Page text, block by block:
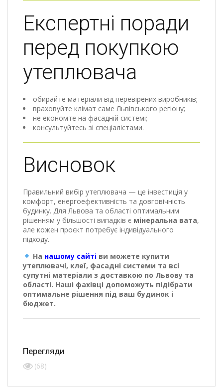
Експертні поради
перед покупкою
утеплювача
обирайте матеріали від перевірених виробників;
враховуйте клімат саме Львівського регіону;
не економте на фасадній системі;
консультуйтесь зі спеціалістами.
Висновок
Правильний вибір утеплювача — це інвестиція у
комфорт, енергоефективність та довговічність
будинку. Для Львова та області оптимальним
рішенням у більшості випадків є мінеральна вата,
але кожен проєкт потребує індивідуального
підходу.
На нашому сайтіви можете купити
утеплювачі, клеї, фасадні системи та всі
супутні матеріали з доставкою по Львову та
області. Наші фахівці допоможуть підібрати
оптимальне рішення під ваш будинок і
бюджет.
Перегляди
(68)